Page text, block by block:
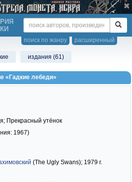
расширенный
поиск по жанру
издания (61)
«Гадкие лебеди»
Прекрасный утёнок
1967)
(The Ugly Swans); 1979 г.